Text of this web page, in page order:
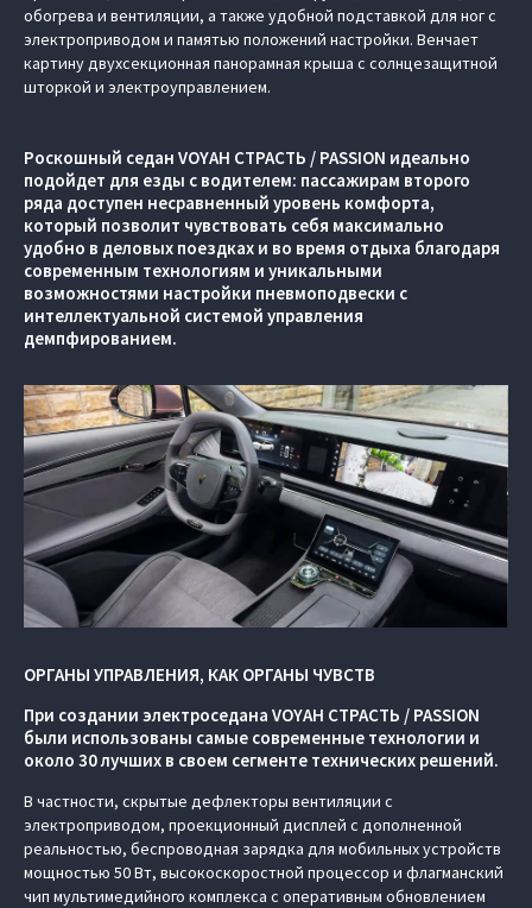
обогрева и вентиляции, а также удобной подставкой для ног с
электроприводом и памятью положений настройки. Венчает
картину двухсекционная панорамная крыша с солнцезащитной
шторкой и электроуправлением.
Роскошный седан VOYAH СТРАСТЬ / PASSION идеально
подойдет для езды с водителем: пассажирам второго
ряда доступен несравненный уровень комфорта,
который позволит чувствовать себя максимально
удобно в деловых поездках и во время отдыха благодаря
современным технологиям и уникальными
возможностями настройки пневмоподвески с
интеллектуальной системой управления
демпфированием.
ОРГАНЫ УПРАВЛЕНИЯ, КАК ОРГАНЫ ЧУВСТВ
При создании электроседана VOYAH СТРАСТЬ / PASSION
были использованы самые современные технологии и
около 30 лучших в своем сегменте технических решений.
В частности, скрытые дефлекторы вентиляции с
электроприводом, проекционный дисплей с дополненной
реальностью, беспроводная зарядка для мобильных устройств
мощностью 50 Вт, высокоскоростной процессор и флагманский
чип мультимедийного комплекса с оперативным обновлением